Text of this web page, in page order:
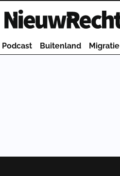
Homepage van NieuwRechts
Podcast Buitenland Migratie